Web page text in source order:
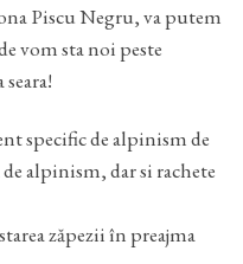
Piscu Negru, va putem
vom sta noi peste
specific de alpinism de
alpinism, dar si rachete
zăpezii în preajma